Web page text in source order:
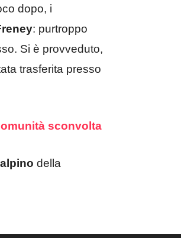
dopo, i
: purtroppo
Si è provveduto,
trasferita presso
sconvolta
della